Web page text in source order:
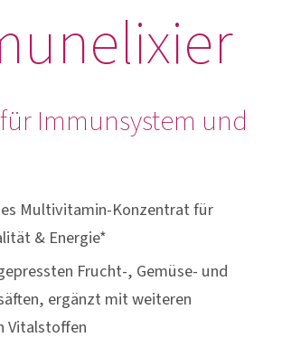
Immunsystem und
Multivitamin-Konzentrat für
& Energie*
Frucht-, Gemüse- und
ergänzt mit weiteren
Vitalstoffen